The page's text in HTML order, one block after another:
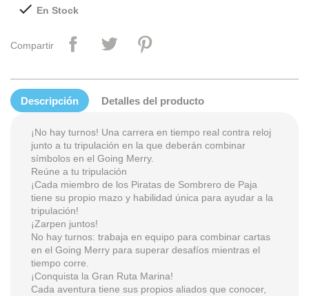
 En Stock
Compartir
Descripción Detalles del producto
¡No hay turnos! Una carrera en tiempo real contra reloj
junto a tu tripulación en la que deberán combinar
símbolos en el Going Merry.
Reúne a tu tripulación
¡Cada miembro de los Piratas de Sombrero de Paja
tiene su propio mazo y habilidad única para ayudar a la
tripulación!
¡Zarpen juntos!
No hay turnos: trabaja en equipo para combinar cartas
en el Going Merry para superar desafíos mientras el
tiempo corre.
¡Conquista la Gran Ruta Marina!
Cada aventura tiene sus propios aliados que conocer,